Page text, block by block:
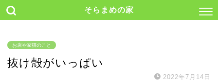
そらまめの家
お店や家猫のこと
抜け殻がいっぱい
2022年7月14日